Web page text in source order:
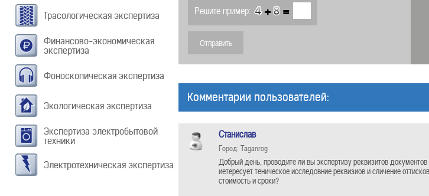
Трасологическая экспертиза
Финансово-экономическая
экспертиза
Фоноскопическая экспертиза
Экологическая экспертиза
Экспертиза электробытовой
техники
Электротехническая экспертиза
Решите пример: + =
Комментарии пользователей:
Станислав
Город: Taganrog
Добрый день, проводите ли вы экспертизу реквизитов
иетересует теническое исследовние реквизиов и сличение
стоимость и сроки?